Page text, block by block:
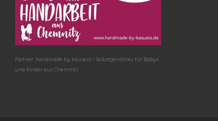
Partner: handmade by kasuess I Selbstgenähtes für Babys
und Kinder aus Chemnitz